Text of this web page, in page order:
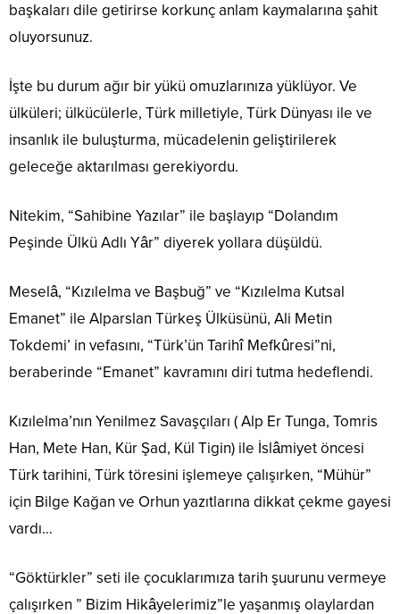
başkaları dile getirirse korkunç anlam kaymalarına şahit
oluyorsunuz.
İşte bu durum ağır bir yükü omuzlarınıza yüklüyor. Ve
ülküleri; ülkücülerle, Türk milletiyle, Türk Dünyası ile ve
insanlık ile buluşturma, mücadelenin geliştirilerek
geleceğe aktarılması gerekiyordu.
Nitekim, “Sahibine Yazılar” ile başlayıp “Dolandım
Peşinde Ülkü Adlı Yâr” diyerek yollara düşüldü.
Meselâ, “Kızılelma ve Başbuğ” ve “Kızılelma Kutsal
Emanet” ile Alparslan Türkeş Ülküsünü, Ali Metin
Tokdemi’ in vefasını, “Türk’ün Tarihî Mefkûresi”ni,
beraberinde “Emanet” kavramını diri tutma hedeflendi.
Kızılelma’nın Yenilmez Savaşçıları ( Alp Er Tunga, Tomris
Han, Mete Han, Kür Şad, Kül Tigin) ile İslâmiyet öncesi
Türk tarihini, Türk töresini işlemeye çalışırken, “Mühür”
için Bilge Kağan ve Orhun yazıtlarına dikkat çekme gayesi
vardı…
“Göktürkler” seti ile çocuklarımıza tarih şuurunu vermeye
çalışırken ” Bizim Hikâyelerimiz”le yaşanmış olaylardan